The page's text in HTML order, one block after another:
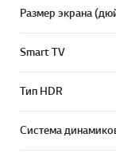
Размер экрана
Smart TV
Тип HDR
Система